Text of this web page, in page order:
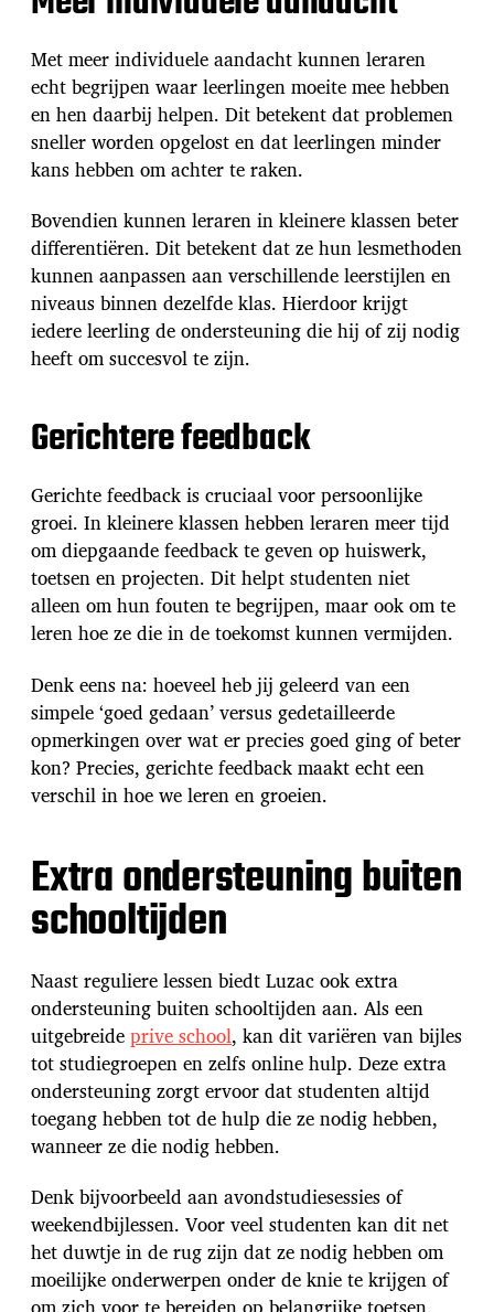
Met meer individuele aandacht kunnen leraren
echt begrijpen waar leerlingen moeite mee hebben
en hen daarbij helpen. Dit betekent dat problemen
sneller worden opgelost en dat leerlingen minder
kans hebben om achter te raken.
Bovendien kunnen leraren in kleinere klassen beter
differentiëren. Dit betekent dat ze hun lesmethoden
kunnen aanpassen aan verschillende leerstijlen en
niveaus binnen dezelfde klas. Hierdoor krijgt
iedere leerling de ondersteuning die hij of zij nodig
heeft om succesvol te zijn.
Gerichtere feedback
Gerichte feedback is cruciaal voor persoonlijke
groei. In kleinere klassen hebben leraren meer tijd
om diepgaande feedback te geven op huiswerk,
toetsen en projecten. Dit helpt studenten niet
alleen om hun fouten te begrijpen, maar ook om te
leren hoe ze die in de toekomst kunnen vermijden.
Denk eens na: hoeveel heb jij geleerd van een
simpele ‘goed gedaan’ versus gedetailleerde
opmerkingen over wat er precies goed ging of beter
kon? Precies, gerichte feedback maakt echt een
verschil in hoe we leren en groeien.
Extra ondersteuning buiten
schooltijden
Naast reguliere lessen biedt Luzac ook extra
ondersteuning buiten schooltijden aan. Als een
uitgebreideprive school, kan dit variëren van bijles
tot studiegroepen en zelfs online hulp. Deze extra
ondersteuning zorgt ervoor dat studenten altijd
toegang hebben tot de hulp die ze nodig hebben,
wanneer ze die nodig hebben.
Denk bijvoorbeeld aan avondstudiesessies of
weekendbijlessen. Voor veel studenten kan dit net
het duwtje in de rug zijn dat ze nodig hebben om
moeilijke onderwerpen onder de knie te krijgen of